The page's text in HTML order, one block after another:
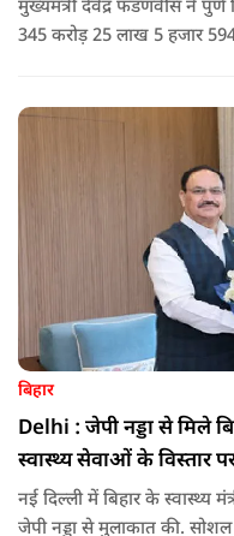
मुख्यमंत्री देवेंद्र फडणवीस ने
345 करोड़ 25 लाख 5 हजार
बिहार
Delhi : जेपी नड्डा से मिले
स्वास्थ्य सेवाओं के विस्तार पर
नई दिल्ली में बिहार के स्वास्थ्य
जेपी नड्डा से मुलाकात की. सोशल